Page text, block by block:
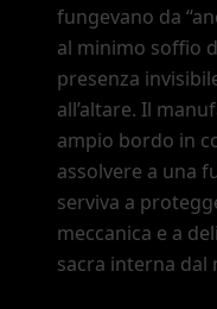
fungevano da
al minimo soffio d
presenza
all’altare. Il
ampio bordo in
assolvere a una
serviva a
meccanica e a
sacra interna